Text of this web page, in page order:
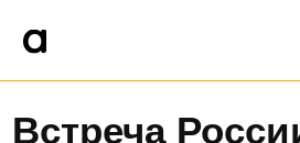
Встреча